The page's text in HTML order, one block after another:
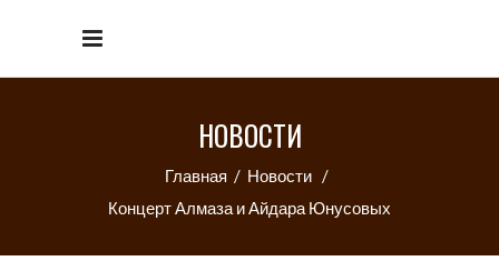
НОВОСТИ
Главная / Новости /
Концерт Алмаза и Айдара Юнусовых